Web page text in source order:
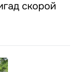
скорой